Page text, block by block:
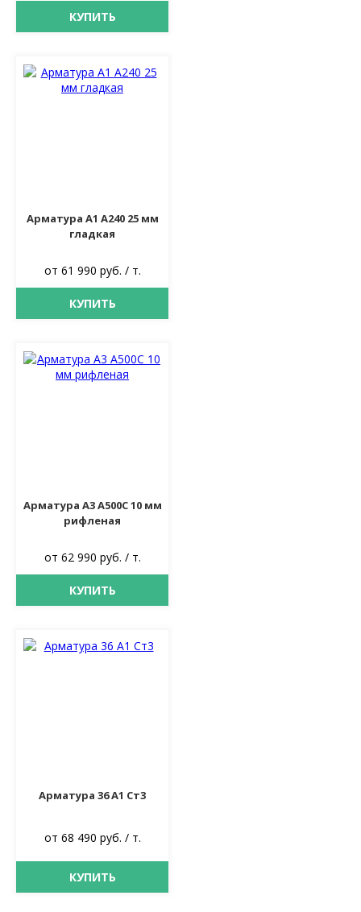
КУПИТЬ
Арматура А1 А240 25 мм
гладкая
от 61 990 руб. / т.
КУПИТЬ
Арматура А3 А500С 10 мм
рифленая
от 62 990 руб. / т.
КУПИТЬ
Арматура 36 А1 Ст3
от 68 490 руб. / т.
КУПИТЬ